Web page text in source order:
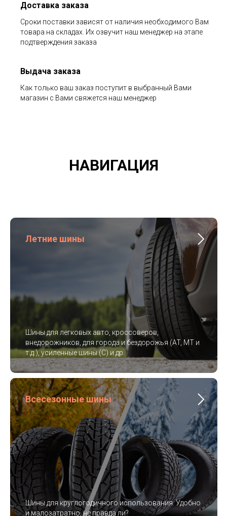
Доставка заказа
Сроки поставки зависят от наличия необходимого Вам
товара на складах. Их озвучит наш менеджер на этапе
подтверждения заказа
Выдача заказа
Как только ваш заказ поступит в выбранный Вами
магазин с Вами свяжется наш менеджер
НАВИГАЦИЯ
Летние шины
Шины для легковых авто, кроссоверов,
внедорожников, для города и бездорожья (AT, MT и
т.д.), усиленные шины (C) и др.
Всесезонные шины
Шины для круглогодичного использования. Удобно
и малозатратно, не правда ли?